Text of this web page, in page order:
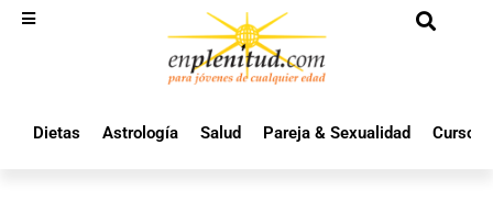
Dietas Astrología Salud Pareja & Sexualidad Cursos